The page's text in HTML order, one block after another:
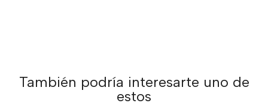
También podría interesarte uno de
estos